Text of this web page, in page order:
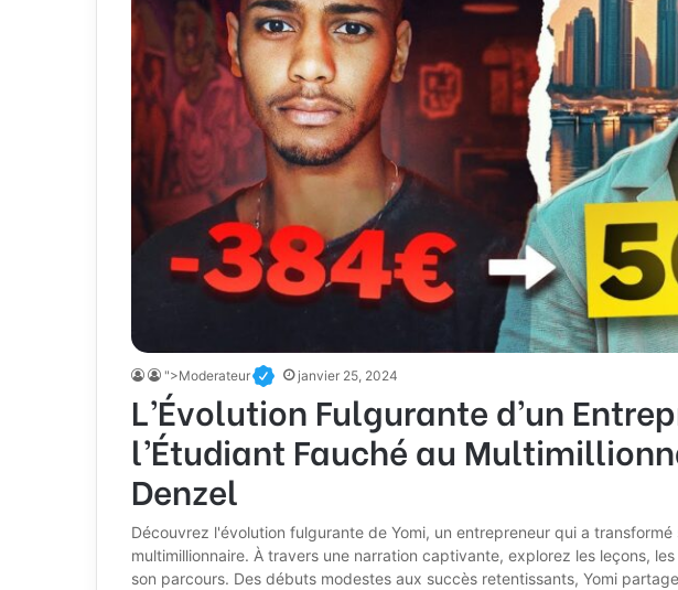
">Moderateur janvier 25, 2024
L’Évolution Fulgurante d’un
l’Étudiant Fauché au
Denzel
Découvrez l'évolution fulgurante de Yomi, un entrepreneur qui a
multimillionnaire. À travers une narration captivante, explorez les leçons,
son parcours. Des débuts modestes aux succès retentissants, Yomi